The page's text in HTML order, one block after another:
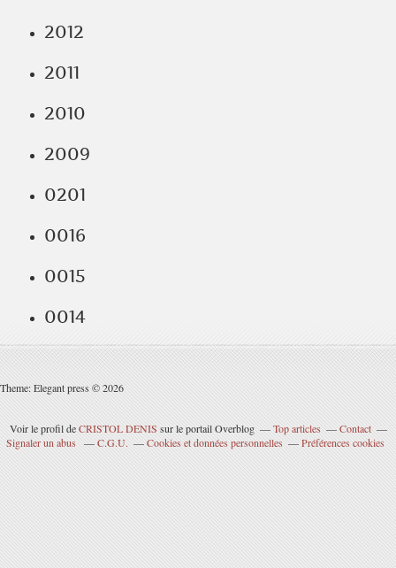
2012
2011
2010
2009
0201
0016
0015
0014
Theme: Elegant press © 2026
Voir le profil deCRISTOL DENIS sur le portail Overblog Top articles
Contact
Signaler un abus
C.G.U. Cookies et données personnelles Préférences cookies